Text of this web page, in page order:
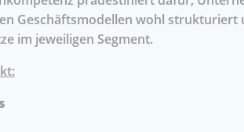
Geschäftsmodellen wohl
im jeweiligen Segment.